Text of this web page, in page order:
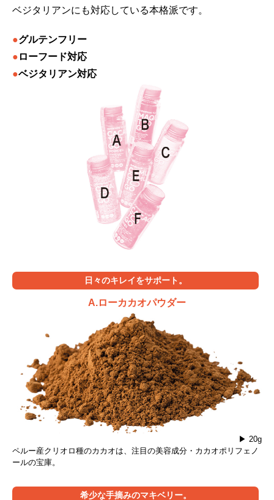
ベジタリアンにも対応している本格派です。
●グルテンフリー
● ローフード対応
●ベジタリアン対応
日々のキレイをサポート。
A.ローカカオパウダー
▶ 20g
ペルー産クリオロ種のカカオは、注目の美容成分・カカオポリフェノ
ールの宝庫。
希少な手摘みのマキベリー。